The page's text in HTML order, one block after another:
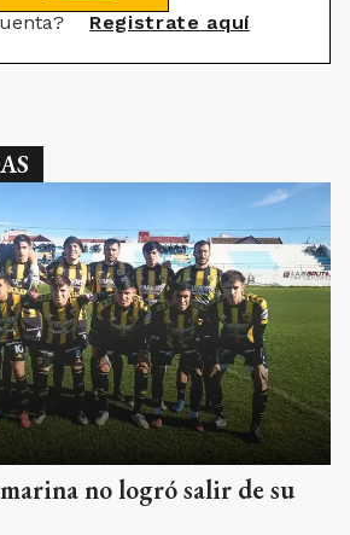
Registrate aquí
no logró salir de su